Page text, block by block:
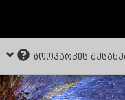
ᲖᲝᲝᲞᲐᲠᲙᲘᲡ